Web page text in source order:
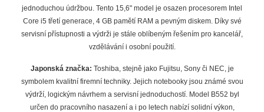
jednoduchou údržbou. Tento 15,6" model je osazen procesorem Intel
Core i5 třetí generace, 4 GB pamětí RAM a pevným diskem. Díky své
servisní přístupnosti a výdrži je stále oblíbeným řešením pro kancelář,
vzdělávání i osobní použití.
Japonská značka: Toshiba, stejně jako Fujitsu, Sony či NEC, je
symbolem kvalitní firemní techniky. Jejich notebooky jsou známé svou
výdrží, logickým návrhem a servisní jednoduchostí. Model B552 byl
určen do pracovního nasazení a i po letech nabízí solidní výkon,